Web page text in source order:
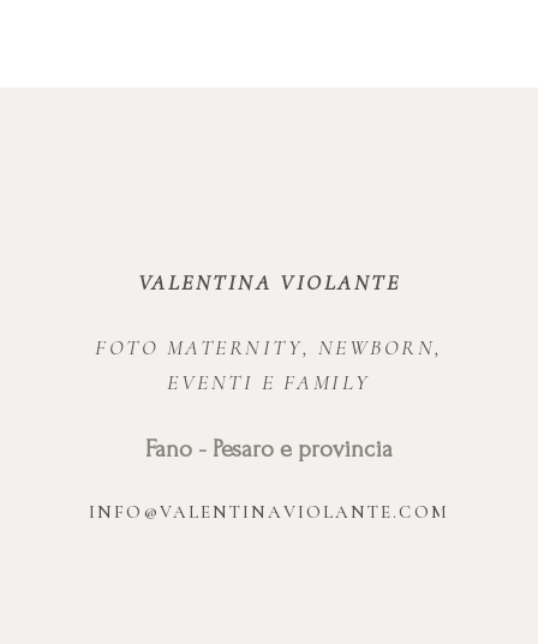
VALENTINA VIOLANTE
FOTO MATERNITY, NEWBORN,
EVENTI E FAMILY
Fano - Pesaro e provincia
INFO@VALENTINAVIOLANTE.COM